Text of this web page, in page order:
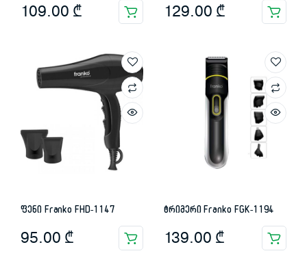
109.00 ₾ 129.00 ₾
ფენი Franko FHD-1147
95.00 ₾
ტრიმერი Franko FGK-1194
139.00 ₾